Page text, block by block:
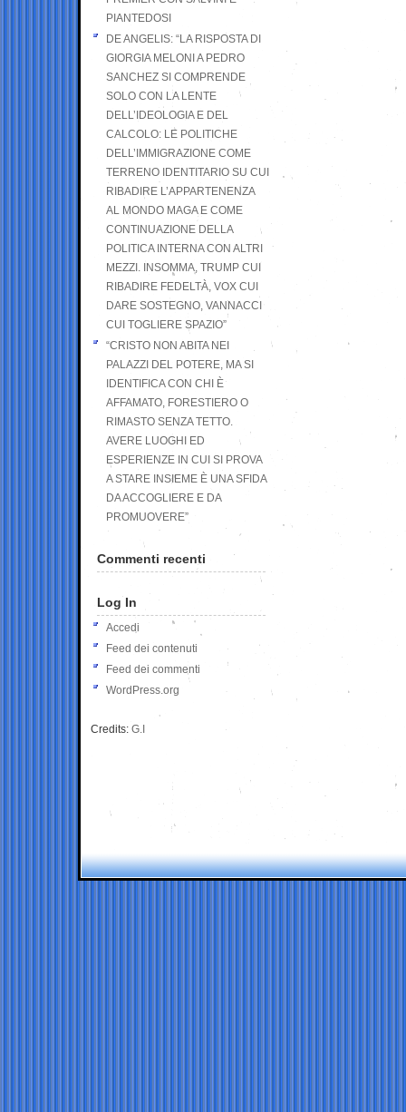
PIANTEDOSI
DE ANGELIS: “LA RISPOSTA DI
GIORGIA MELONI A PEDRO
SANCHEZ SI COMPRENDE
SOLO CON LA LENTE
DELL’IDEOLOGIA E DEL
CALCOLO: LE POLITICHE
DELL’IMMIGRAZIONE COME
TERRENO IDENTITARIO SU CUI
RIBADIRE L’APPARTENENZA
AL MONDO MAGA E COME
CONTINUAZIONE DELLA
POLITICA INTERNA CON ALTRI
MEZZI. INSOMMA, TRUMP CUI
RIBADIRE FEDELTÀ, VOX CUI
DARE SOSTEGNO, VANNACCI
CUI TOGLIERE SPAZIO”
“CRISTO NON ABITA NEI
PALAZZI DEL POTERE, MA SI
IDENTIFICA CON CHI È
AFFAMATO, FORESTIERO O
RIMASTO SENZA TETTO.
AVERE LUOGHI ED
ESPERIENZE IN CUI SI PROVA
A STARE INSIEME È UNA SFIDA
DA ACCOGLIERE E DA
PROMUOVERE”
Commenti recenti
Log In
Accedi
Feed dei contenuti
Feed dei commenti
WordPress.org
Credits: G.I